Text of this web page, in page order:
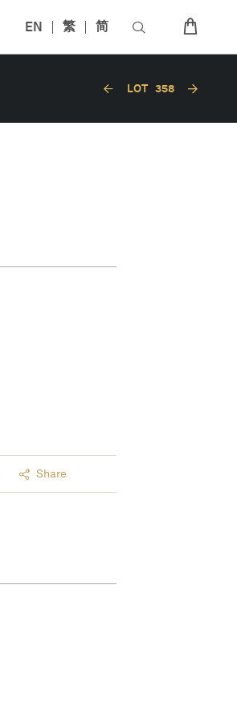
EN 繁 简
LOT 358
Share